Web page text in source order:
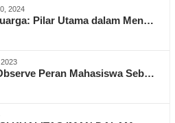
2024
Pilar Utama dalam Men…
Peran Mahasiswa Seb…